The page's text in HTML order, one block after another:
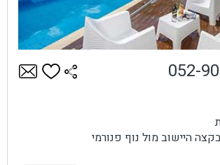
היישוב מול נוף פנורמי
052-